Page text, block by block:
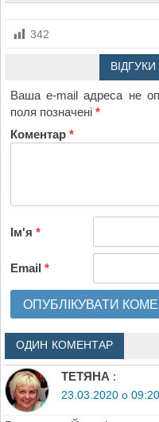
342
Ваша e-mail адреса не
поля позначені*
Коментар*
Ім'я*
Email*
ОДИН КОМЕНТАР
ТЕТЯНА :
23.03.2020 о 09:20